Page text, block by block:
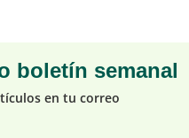
boletín semanal
en tu correo